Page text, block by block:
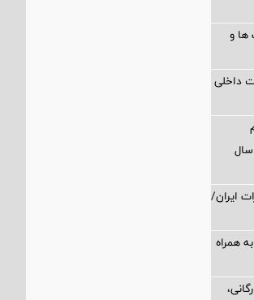
ها و
داخلی
سال
ایران/
همراه